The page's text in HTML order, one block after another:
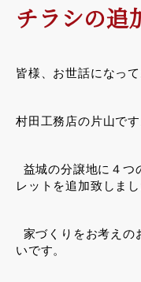
チラシの追
皆様、お世話になって
村田工務店の片山です
益城の分譲地に４つ
レットを追加致しまし
家づくりをお考えの
いです。